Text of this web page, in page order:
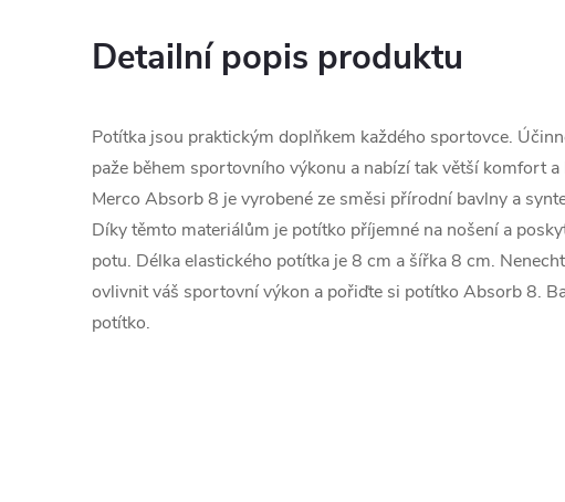
Detailní popis produktu
Potítka jsou praktickým doplňkem každého sportovce.
paže během sportovního výkonu a nabízí tak větší komfort
Merco Absorb 8 je vyrobené ze směsi přírodní bavlny a
Díky těmto materiálům je potítko příjemné na nošení a
potu. Délka elastického potítka je 8 cm a šířka 8 cm.
ovlivnit váš sportovní výkon a pořiďte si potítko Absorb 8.
potítko.